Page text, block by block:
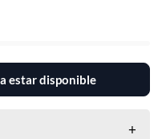
estar disponible
+